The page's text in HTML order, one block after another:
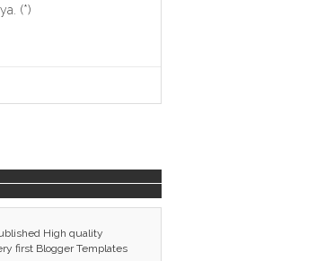
(*)
High quality
first Blogger Templates